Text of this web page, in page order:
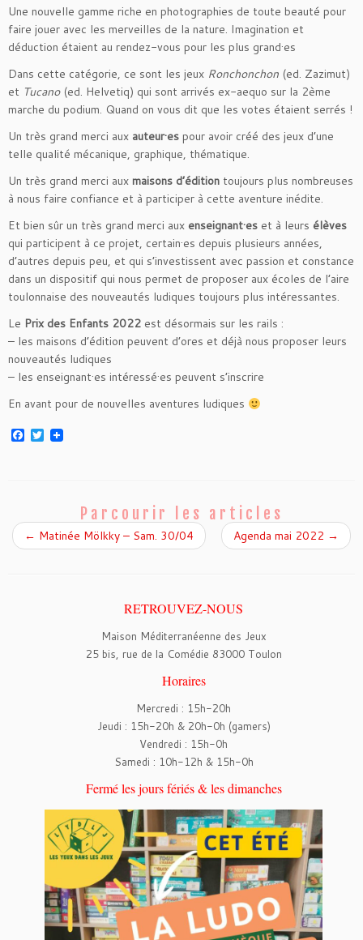
Une nouvelle gamme riche en photographies de toute beauté pour
faire jouer avec les merveilles de la nature. Imagination et
déduction étaient au rendez-vous pour les plus grand·es
Dans cette catégorie, ce sont les jeux Ronchonchon (ed. Zazimut)
et Tucano(ed. Helvetiq) qui sont arrivés ex-aequo sur la 2ème
marche du podium. Quand on vous dit que les votes étaient serrés !
Un très grand merci aux auteur·es pour avoir créé des jeux d’une
telle qualité mécanique, graphique, thématique.
Un très grand merci aux maisons d’édition toujours plus nombreuses
à nous faire confiance et à participer à cette aventure inédite.
Et bien sûr un très grand merci aux enseignant·es et à leurs élèves
qui participent à ce projet, certain·es depuis plusieurs années,
d’autres depuis peu, et qui s’investissent avec passion et constance
dans un dispositif qui nous permet de proposer aux écoles de l’aire
toulonnaise des nouveautés ludiques toujours plus intéressantes.
Le Prix des Enfants 2022 est désormais sur les rails :
– les maisons d’édition peuvent d’ores et déjà nous proposer leurs
nouveautés ludiques
– les enseignant·es intéressé·es peuvent s’inscrire
En avant pour de nouvelles aventures ludiques
F
k
T
w
Parcourir les articles
← Matinée Mölkky – Sam. 30/04 Agenda mai 2022 →
RETROUVEZ-NOUS
Maison Méditerranéenne des Jeux
25 bis, rue de la Comédie 83000 Toulon
Horaires
Mercredi : 15h-20h
Jeudi : 15h-20h & 20h-0h (gamers)
Vendredi : 15h-0h
Samedi : 10h-12h & 15h-0h
Fermé les jours fériés & les dimanches